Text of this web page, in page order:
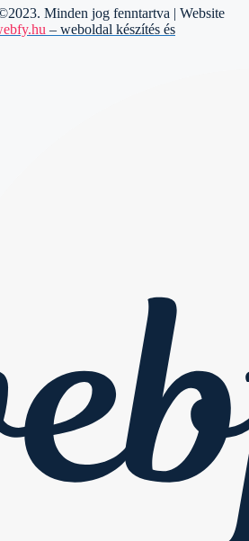
Minden jog fenntartva | Website
– weboldal készítés és